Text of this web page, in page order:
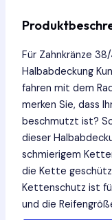
Für Zahnkränze
Halbabdeckung
fahren mit dem
merken Sie, dass
beschmutzt ist?
dieser
schmierigem
die Kette
Kettenschutz ist
und die